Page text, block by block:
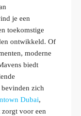
je een
toekomstige
ontwikkeld. Of
moderne
biedt
zich
Dubai,
zorgt voor een